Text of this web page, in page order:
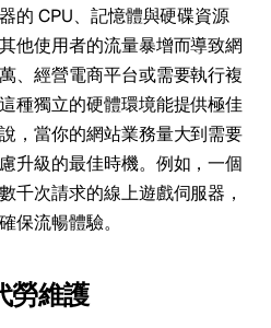
的 CPU、記憶體與硬碟資源
他使用者的流量暴增而導致網
、經營電商平台或需要執行複
種獨立的硬體環境能提供極佳
，當你的網站業務量大到需要
升級的最佳時機。例如，一個
千次請求的線上遊戲伺服器，
保流暢體驗。
勞維護